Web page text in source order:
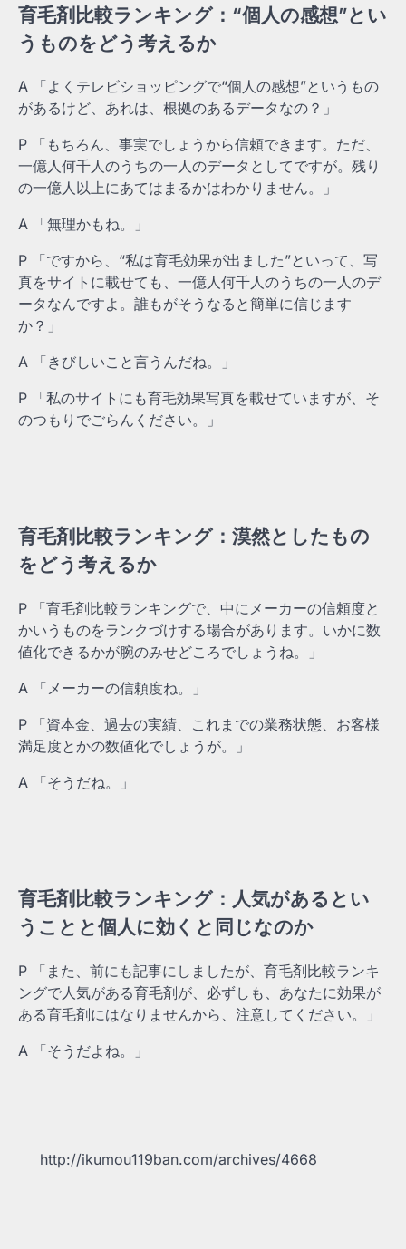
育毛剤比較ランキング：“個人の感想”とい
うものをどう考えるか
A 「よくテレビショッピングで“個人の感想”というもの
があるけど、あれは、根拠のあるデータなの？」
P 「もちろん、事実でしょうから信頼できます。ただ、
一億人何千人のうちの一人のデータとしてですが。残り
の一億人以上にあてはまるかはわかりません。」
A 「無理かもね。」
P 「ですから、“私は育毛効果が出ました”といって、写
真をサイトに載せても、一億人何千人のうちの一人のデ
ータなんですよ。誰もがそうなると簡単に信じます
か？」
A 「きびしいこと言うんだね。」
P 「私のサイトにも育毛効果写真を載せていますが、そ
のつもりでごらんください。」
育毛剤比較ランキング：漠然としたもの
をどう考えるか
P 「育毛剤比較ランキングで、中にメーカーの信頼度と
かいうものをランクづけする場合があります。いかに数
値化できるかが腕のみせどころでしょうね。」
A 「メーカーの信頼度ね。」
P 「資本金、過去の実績、これまでの業務状態、お客様
満足度とかの数値化でしょうが。」
A 「そうだね。」
育毛剤比較ランキング：人気があるとい
うことと個人に効くと同じなのか
P 「また、前にも記事にしましたが、育毛剤比較ランキ
ングで人気がある育毛剤が、必ずしも、あなたに効果が
ある育毛剤にはなりませんから、注意してください。」
A 「そうだよね。」
http://ikumou119ban.com/archives/4668